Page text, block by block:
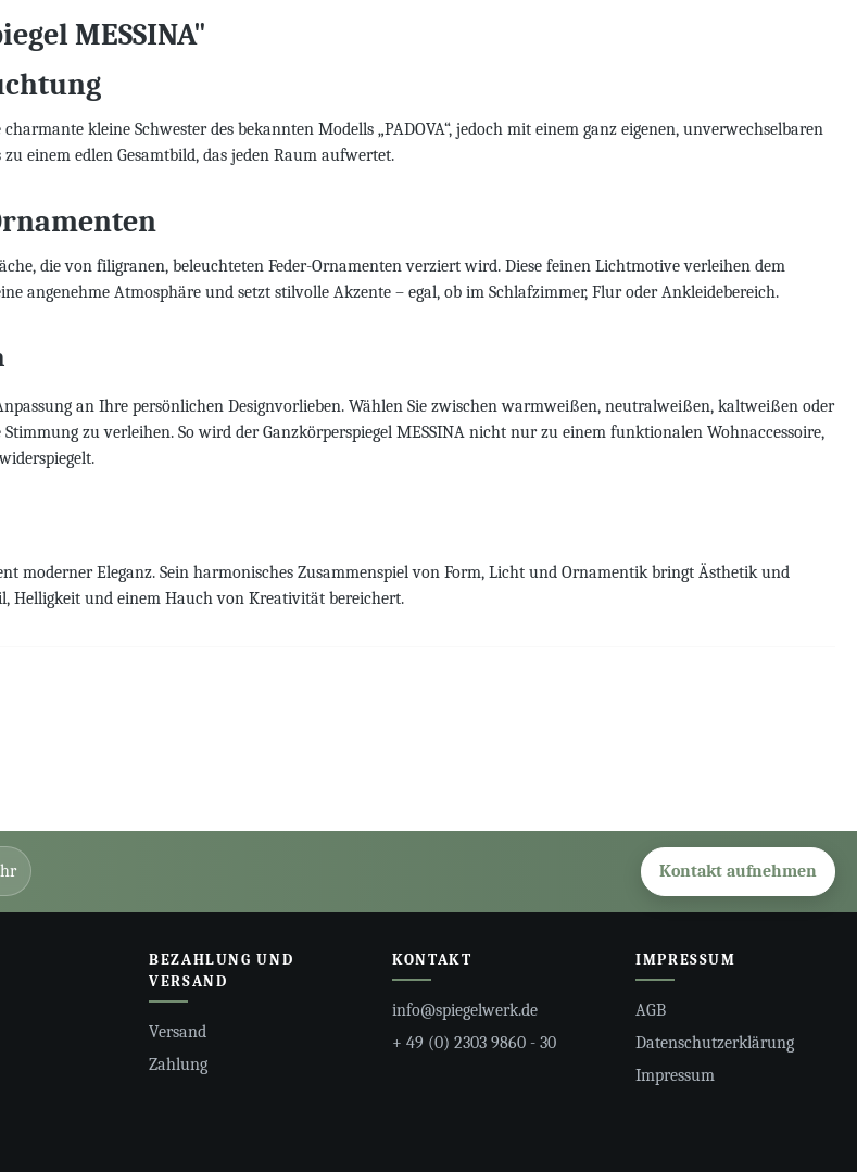
MESSINA"
kleine Schwester des bekannten Modells „PADOVA“, jedoch mit einem ganz eigenen, unverwechselbaren
einem edlen Gesamtbild, das jeden Raum aufwertet.
die von filigranen, beleuchteten Feder-Ornamenten verziert wird. Diese feinen Lichtmotive verleihen dem
angenehme Atmosphäre und setzt stilvolle Akzente – egal, ob im Schlafzimmer, Flur oder Ankleidebereich.
an Ihre persönlichen Designvorlieben. Wählen Sie zwischen warmweißen, neutralweißen, kaltweißen oder
zu verleihen. So wird der Ganzkörperspiegel MESSINA nicht nur zu einem funktionalen Wohnaccessoire,
moderner Eleganz. Sein harmonisches Zusammenspiel von Form, Licht und Ornamentik bringt Ästhetik und
Helligkeit und einem Hauch von Kreativität bereichert.
Kontakt aufnehmen
BEZAHLUNG UND
VERSAND
Versand
Zahlung
KONTAKT
info@spiegelwerk.de
+ 49 (0) 2303 9860 - 30
IMPRESSUM
AGB
Datenschutzerklärung
Impressum